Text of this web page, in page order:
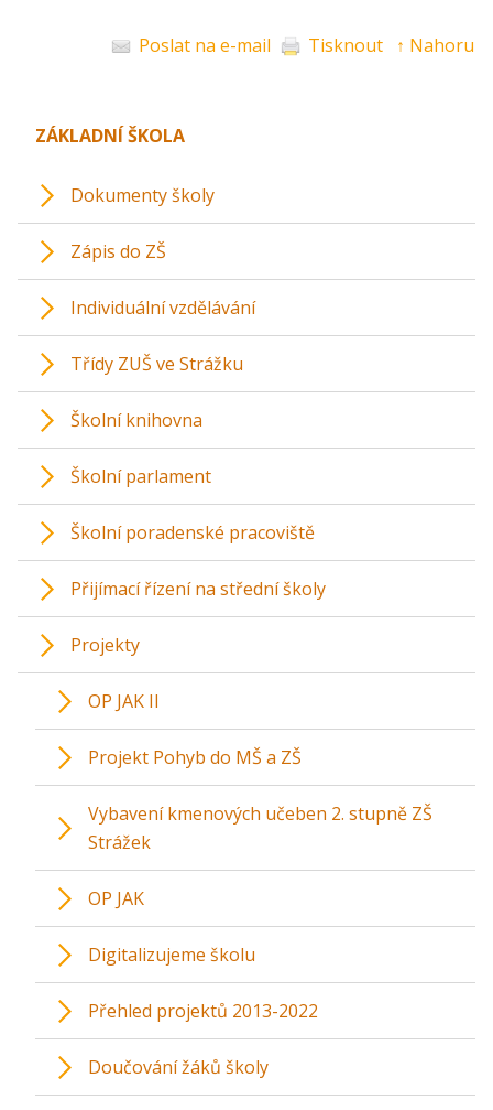
Poslat na e-mail Tisknout ↑ Nahoru
ZÁKLADNÍ ŠKOLA
Dokumenty školy
Zápis do ZŠ
Individuální vzdělávání
Třídy ZUŠ ve Strážku
Školní knihovna
Školní parlament
Školní poradenské pracoviště
Přijímací řízení na střední školy
Projekty
OP JAK II
Projekt Pohyb do MŠ a ZŠ
Vybavení kmenových učeben 2. stupně ZŠ
Strážek
OP JAK
Digitalizujeme školu
Přehled projektů 2013-2022
Doučování žáků školy